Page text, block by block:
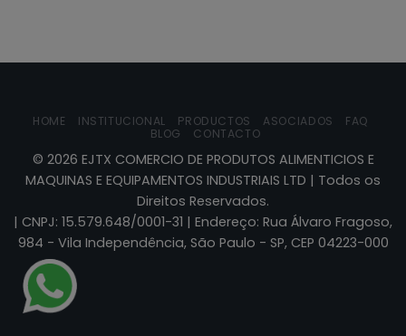
HOME INSTITUCIONAL PRODUCTOS ASOCIADOS
FAQ
BLOG
CONTACTO
© 2026 EJTX COMERCIO DE PRODUTOS ALIMENTICIOS E
MAQUINAS E EQUIPAMENTOS INDUSTRIAIS LTD | Todos os
Direitos Reservados.
| CNPJ: 15.579.648/0001-31 | Endereço: Rua Álvaro Fragoso,
984 - Vila Independência, São Paulo - SP, CEP 04223-000